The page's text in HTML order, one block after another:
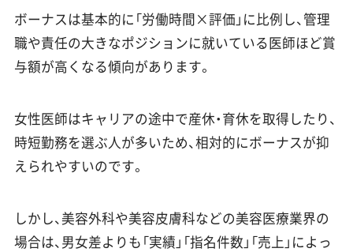
ボーナスは基本的に「労働時間×評価」に比例し、管理
職や責任の大きなポジションに就いている医師ほど賞
与額が高くなる傾向があります。
女性医師はキャリアの途中で産休・育休を取得したり、
時短勤務を選ぶ人が多いため、相対的にボーナスが抑
えられやすいのです。
しかし、美容外科や美容皮膚科などの美容医療業界の
場合は、男女差よりも「実績」「指名件数」「売上」によっ